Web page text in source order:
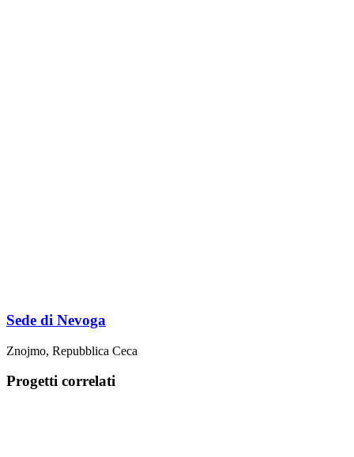
Sede di Nevoga
Znojmo, Repubblica Ceca
Progetti correlati